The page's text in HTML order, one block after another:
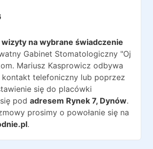
na wybrane świadczenie
Gabinet Stomatologiczny "Oj
Mariusz Kasprowicz odbywa
kontakt telefoniczny lub poprzez
się do placówki
pod adresem Rynek 7, Dynów.
prosimy o powołanie się na
.